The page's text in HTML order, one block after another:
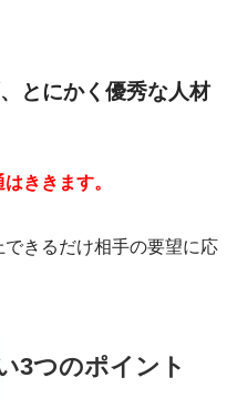
とにかく優秀な人材
ききます。
きるだけ相手の要望に応
3つのポイント